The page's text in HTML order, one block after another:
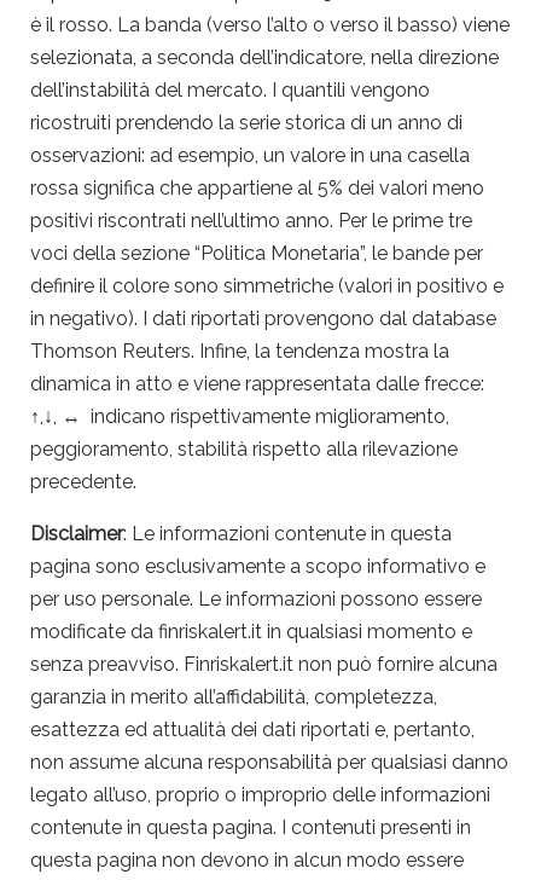
è il rosso. La banda (verso l’alto o verso il basso) viene
selezionata, a seconda dell’indicatore, nella direzione
dell’instabilità del mercato. I quantili vengono
ricostruiti prendendo la serie storica di un anno di
osservazioni: ad esempio, un valore in una casella
rossa significa che appartiene al 5% dei valori meno
positivi riscontrati nell’ultimo anno. Per le prime tre
voci della sezione “Politica Monetaria”, le bande per
definire il colore sono simmetriche (valori in positivo e
in negativo). I dati riportati provengono dal database
Thomson Reuters. Infine, la tendenza mostra la
dinamica in atto e viene rappresentata dalle frecce:
↑,↓, ↔ indicano rispettivamente miglioramento,
peggioramento, stabilità rispetto alla rilevazione
precedente.
Disclaimer: Le informazioni contenute in questa
pagina sono esclusivamente a scopo informativo e
per uso personale. Le informazioni possono essere
modificate da finriskalert.it in qualsiasi momento e
senza preavviso. Finriskalert.it non può fornire alcuna
garanzia in merito all’affidabilità, completezza,
esattezza ed attualità dei dati riportati e, pertanto,
non assume alcuna responsabilità per qualsiasi danno
legato all’uso, proprio o improprio delle informazioni
contenute in questa pagina. I contenuti presenti in
questa pagina non devono in alcun modo essere